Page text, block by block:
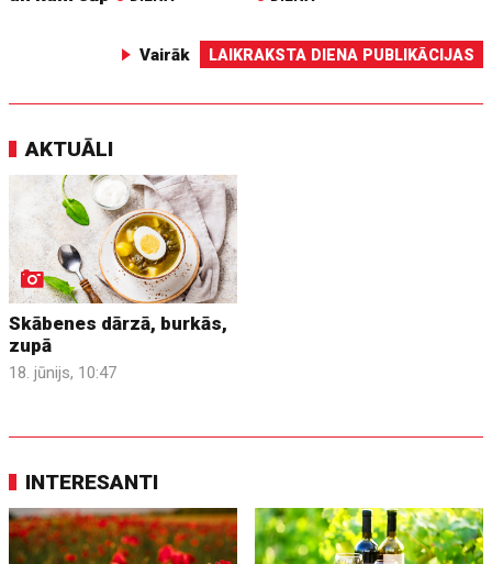
Vairāk LAIKRAKSTA DIENA PUBLIKĀCIJAS
AKTUĀLI
Skābenes dārzā, burkās,
zupā
18. jūnijs, 10:47
INTERESANTI